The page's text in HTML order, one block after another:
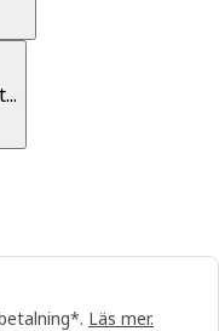
Läs mer.